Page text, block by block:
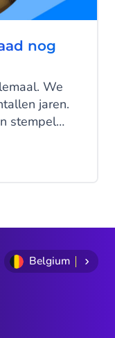
nog
We
jaren.
stempel
vorm zal
SM. Dit stelt
voor
Belgium